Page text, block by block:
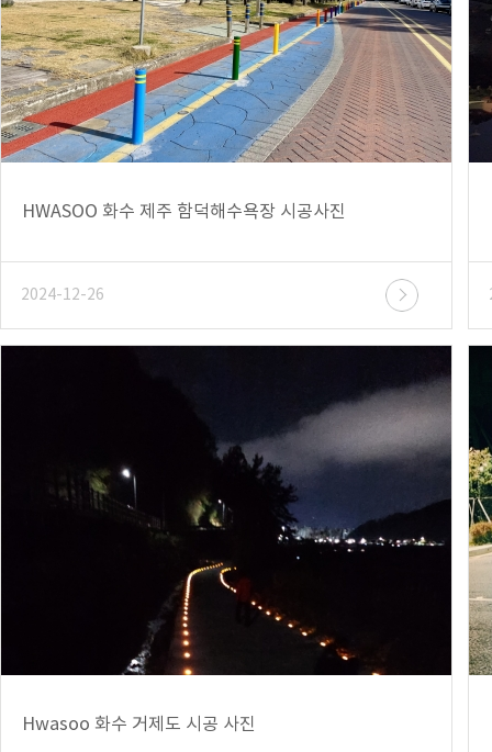
HWASOO 화수 제주 함덕해수욕장 시공사진
2024-12-26
Hwasoo 화수 거제도 시공 사진